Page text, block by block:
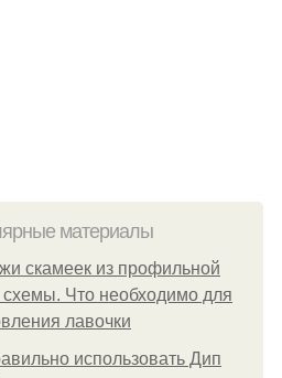
материалы
скамеек из профильной
Что необходимо для
лавочки
использовать Дип